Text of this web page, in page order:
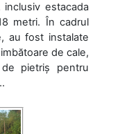
estacada
metri. În cadrul
au fost instalate
de cale,
pietriș pentru